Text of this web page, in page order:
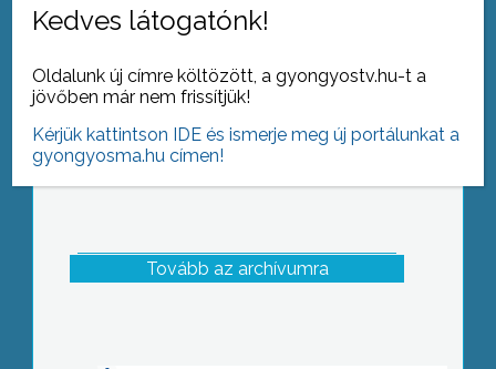
Tovább az archívumra
Kedves látogatónk!
Oldalunk új címre költözött, a gyongyostv.hu-t a
jövőben már nem frissítjük!
Kérjük kattintson IDE és ismerje meg új portálunkat a
gyongyosma.hu címen!